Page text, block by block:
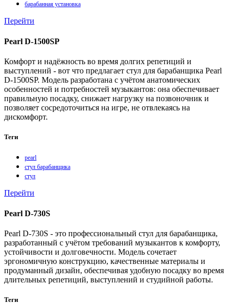
барабанная установка
Перейти
Pearl D-1500SP
Комфорт и надёжность во время долгих репетиций и
выступлений - вот что предлагает стул для барабанщика Pearl
D‑1500SP. Модель разработана с учётом анатомических
особенностей и потребностей музыкантов: она обеспечивает
правильную посадку, снижает нагрузку на позвоночник и
позволяет сосредоточиться на игре, не отвлекаясь на
дискомфорт.
Теги
pearl
стул барабанщика
стул
Перейти
Pearl D-730S
Pearl D‑730S - это профессиональный стул для барабанщика,
разработанный с учётом требований музыкантов к комфорту,
устойчивости и долговечности. Модель сочетает
эргономичную конструкцию, качественные материалы и
продуманный дизайн, обеспечивая удобную посадку во время
длительных репетиций, выступлений и студийной работы.
Теги